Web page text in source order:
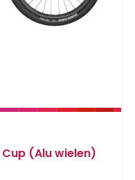
(Alu wielen)